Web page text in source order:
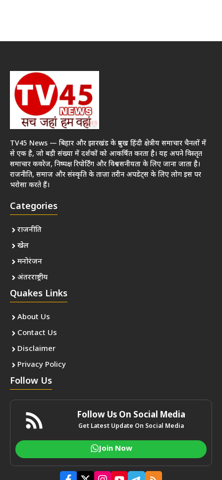
TV45 News — बिहार और झारखंड के प्रमुख हिंदी क्षेत्रीय समाचार चैनलों में
से एक है, जो बड़ी संख्या में दर्शकों को आकर्षित करता है। यह अपने विस्तृत
समाचार कवरेज, निष्पक्ष रिपोर्टिंग और विश्वसनीयता के लिए जाना जाता है।
राजनीति, समाज और संस्कृति के ताज़ा तरीन अपडेट्स के लिए लोग इस पर
भरोसा करते हैं।
Categories
राजनीति
खेल
मनोरंजन
अंतरराष्ट्रीय
Quakes Links
About Us
Contact Us
Disclaimer
Privacy Policy
Follow Us
Follow Us On Social Media
Get Latest Update On Social Media
Join Now